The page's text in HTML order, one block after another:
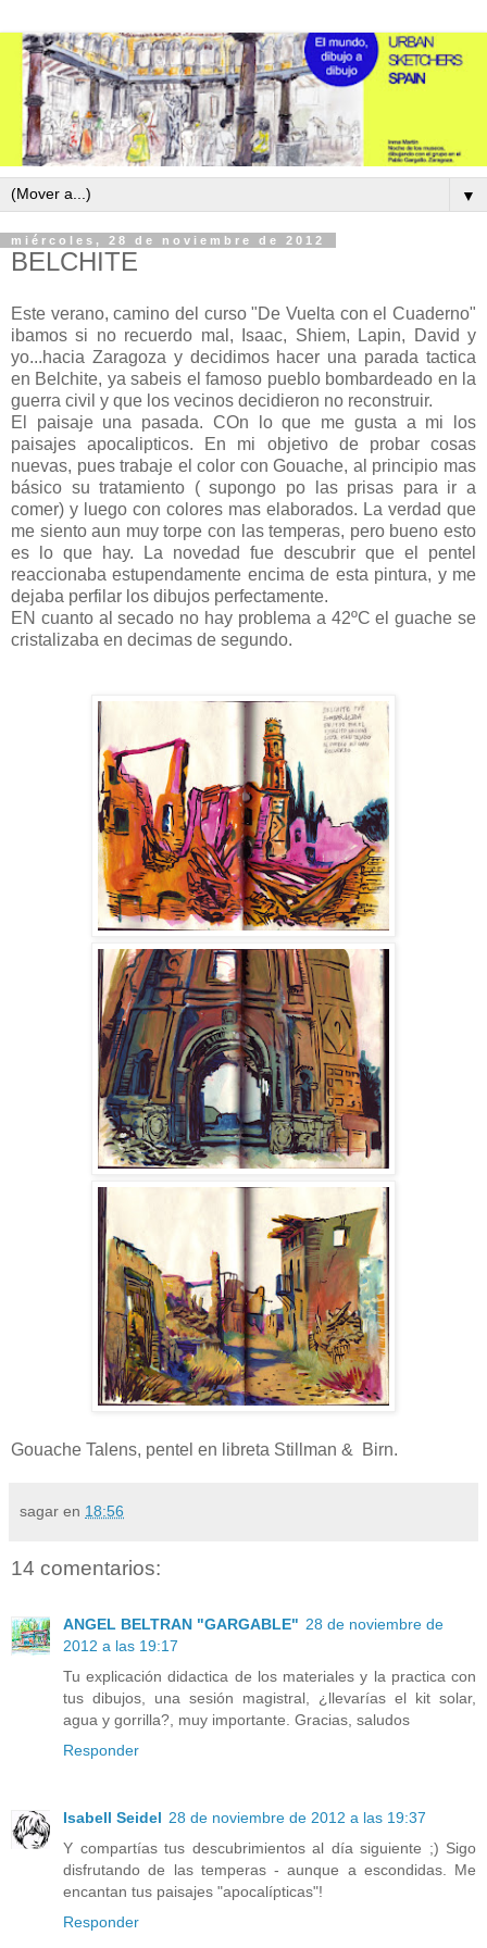
▼
miércoles, 28 de noviembre de 2012
BELCHITE
Este verano, camino del curso "De Vuelta con el Cuaderno"
ibamos si no recuerdo mal, Isaac, Shiem, Lapin, David y
yo...hacia Zaragoza y decidimos hacer una parada tactica
en Belchite, ya sabeis el famoso pueblo bombardeado en la
guerra civil y que los vecinos decidieron no reconstruir.
El paisaje una pasada. COn lo que me gusta a mi los
paisajes apocalipticos. En mi objetivo de probar cosas
nuevas, pues trabaje el color con Gouache, al principio mas
básico su tratamiento ( supongo po las prisas para ir a
comer) y luego con colores mas elaborados. La verdad que
me siento aun muy torpe con las temperas, pero bueno esto
es lo que hay. La novedad fue descubrir que el pentel
reaccionaba estupendamente encima de esta pintura, y me
dejaba perfilar los dibujos perfectamente.
EN cuanto al secado no hay problema a 42ºC el guache se
cristalizaba en decimas de segundo.
Gouache Talens, pentel en libreta Stillman & Birn.
sagar en 18:56
14 comentarios:
ANGEL BELTRAN "GARGABLE" 28 de noviembre de
2012 a las 19:17
Tu explicación didactica de los materiales y la practica con
tus dibujos, una sesión magistral, ¿llevarías el kit solar,
agua y gorrilla?, muy importante. Gracias, saludos
Responder
Isabell Seidel 28 de noviembre de 2012 a las 19:37
Y compartías tus descubrimientos al día siguiente ;) Sigo
disfrutando de las temperas - aunque a escondidas. Me
encantan tus paisajes "apocalípticas"!
Responder